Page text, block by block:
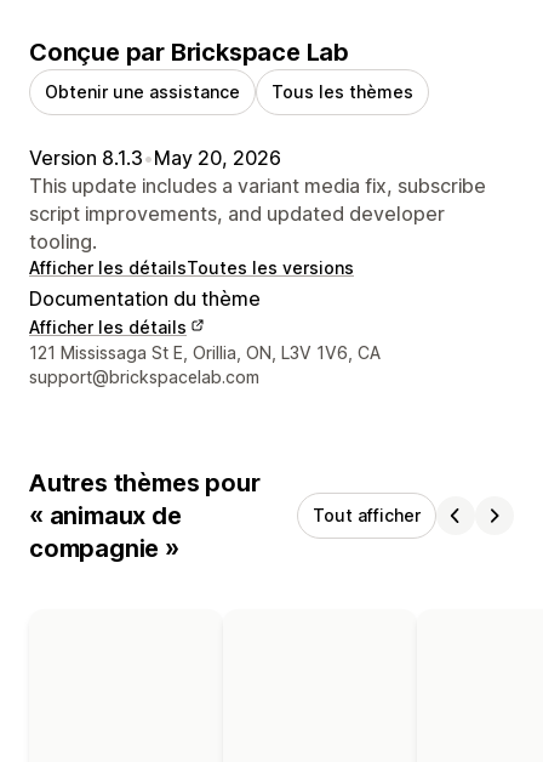
Conçue par Brickspace Lab
Obtenir une assistance Tous les thèmes
Version 8.1.3•May 20, 2026
This update includes a variant media fix, subscribe
script improvements, and updated developer
tooling.
Afficher les détailsToutes les versions
Documentation du thème
Afficher les détails
Coordonnées du concepteur
121 Mississaga St E, Orillia, ON, L3V 1V6, CA
support@brickspacelab.com
Autres thèmes pour
« animaux de
compagnie »
Tout afficher